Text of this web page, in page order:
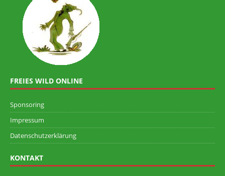
FREIES WILD ONLINE
Sponsoring
Impressum
Datenschutzerklärung
KONTAKT